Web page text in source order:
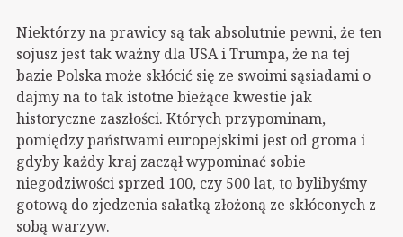
Niektórzy na prawicy są tak absolutnie pewni, że ten
sojusz jest tak ważny dla USA i Trumpa, że na tej
bazie Polska może skłócić się ze swoimi sąsiadami o
dajmy na to tak istotne bieżące kwestie jak
historyczne zaszłości. Których przypominam,
pomiędzy państwami europejskimi jest od groma i
gdyby każdy kraj zaczął wypominać sobie
niegodziwości sprzed 100, czy 500 lat, to bylibyśmy
gotową do zjedzenia sałatką złożoną ze skłóconych z
sobą warzyw.